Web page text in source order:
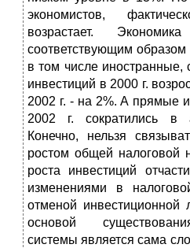
экономистов,
возрастает.
соответствующим образом
в том числе иностранные,
инвестиций в 2000 г.
2002 г. - на 2%. А прямые
2002 г. сократились в
Конечно, нельзя
ростом общей налоговой
роста инвестиций
изменениями в
отменой
основой
системы является сама